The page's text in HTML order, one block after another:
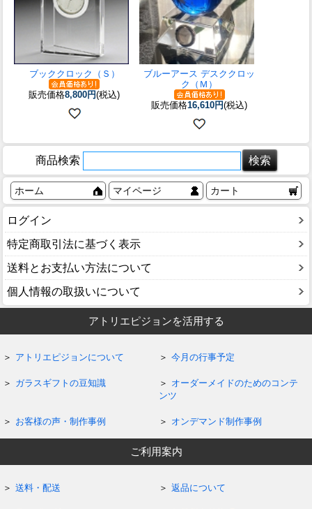
ブッククロック（Ｓ）
販売価格8,800円(税込)
ブルーアース デスククロッ
ク（Ｍ）
販売価格16,610円(税込)
商品検索
ホーム マイページ カート
ログイン
特定商取引法に基づく表示
送料とお支払い方法について
個人情報の取扱いについて
アトリエピジョンを活用する
アトリエピジョンについて 今月の行事予定
ガラスギフトの豆知識
オーダーメイドのためのコンテ
ンツ
お客様の声・制作事例 オンデマンド制作事例
ご利用案内
送料・配送 返品について